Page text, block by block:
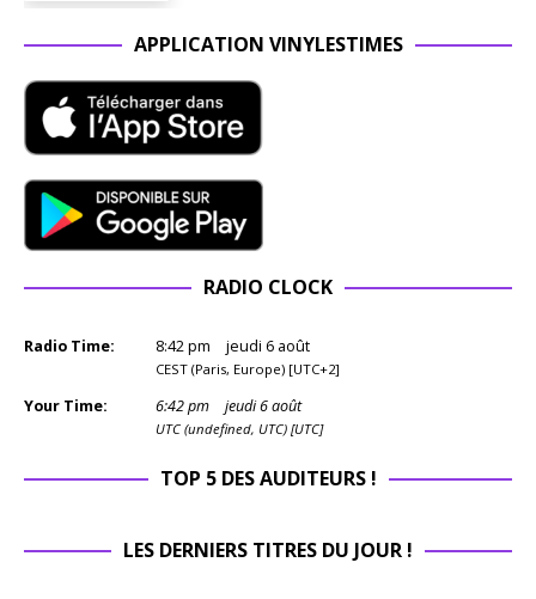
APPLICATION VINYLESTIMES
RADIO CLOCK
Radio Time: 8:42pm jeudi 6 août
CEST (Paris, Europe) [UTC+2]
Your Time: 6:42pm jeudi 6 août
UTC (undefined, UTC) [UTC]
TOP 5 DES AUDITEURS !
LES DERNIERS TITRES DU JOUR !